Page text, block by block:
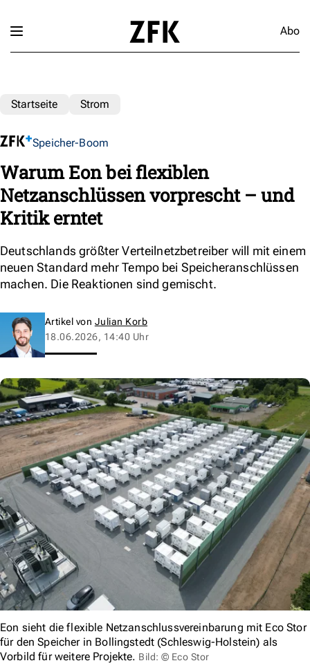
Abo
Startseite Strom
Speicher-Boom
Warum Eon bei flexiblen
Netzanschlüssen vorprescht – und
Kritik erntet
Deutschlands größter Verteilnetzbetreiber will mit einem
neuen Standard mehr Tempo bei Speicheranschlüssen
machen. Die Reaktionen sind gemischt.
Artikel von Julian Korb
18.06.2026, 14:40 Uhr
Eon sieht die flexible Netzanschlussvereinbarung mit Eco Stor
für den Speicher in Bollingstedt (Schleswig-Holstein) als
Vorbild für weitere Projekte. Bild: © Eco Stor